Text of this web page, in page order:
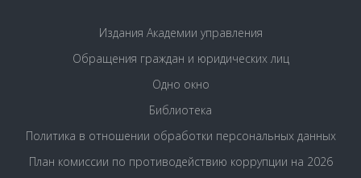
Издания Академии управления
Обращения граждан и юридических лиц
Одно окно
Библиотека
Политика в отношении обработки персональных данных
План комиссии по противодействию коррупции на 2026